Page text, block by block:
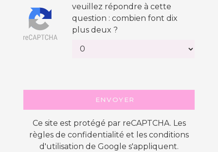
veuillez répondre à cette
question : combien font dix
plus deux ?
ENVOYER
Ce site est protégé par reCAPTCHA. Les
règles de confidentialité et les conditions
d'utilisation de Google s'appliquent.